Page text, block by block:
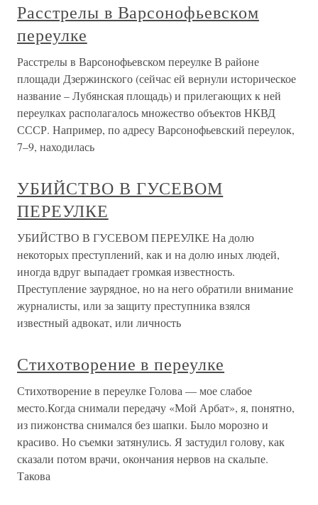
Расстрелы в Варсонофьевском
переулке
Расстрелы в Варсонофьевском переулке В районе
площади Дзержинского (сейчас ей вернули историческое
название – Лубянская площадь) и прилегающих к ней
переулках располагалось множество объектов НКВД
СССР. Например, по адресу Варсонофьевский переулок,
7–9, находилась
УБИЙСТВО В ГУСЕВОМ
ПЕРЕУЛКЕ
УБИЙСТВО В ГУСЕВОМ ПЕРЕУЛКЕ На долю
некоторых преступлений, как и на долю иных людей,
иногда вдруг выпадает громкая изве­стность.
Преступление заурядное, но на него обратили внимание
журналисты, или за защиту преступника взялся
известный адвокат, или личность
Стихотворение в переулке
Стихотворение в переулке Голова — мое слабое
место.Когда снимали передачу «Мой Арбат», я, понятно,
из пижонства снимался без шапки. Было морозно и
красиво. Но съемки затянулись. Я застудил голову, как
сказали потом врачи, окончания нервов на скальпе.
Такова